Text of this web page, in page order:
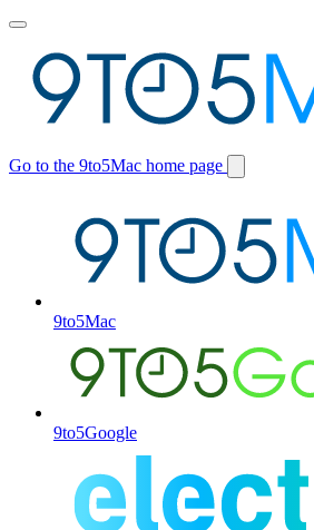
Toggle
menu
Go to the 9to5Mac home page
Switch
9to5Mac
9to5Google